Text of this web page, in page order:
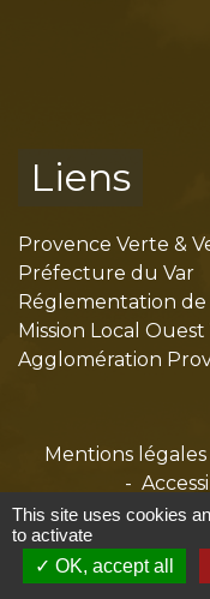
Liens
Provence Verte &
Préfecture du Var
Réglementation de
Mission Local Ouest
Agglomération
Mentions légales
-
Site créé en
This site uses cookies
to activate
OK, accept all